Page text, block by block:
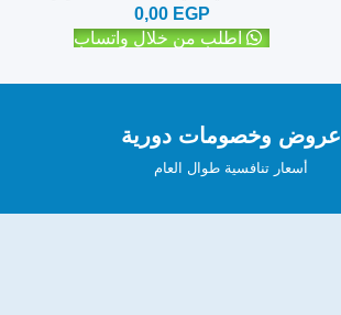
0,00 EGP
اطلب من خلال واتساب
عروض وخصومات دورية
أسعار تنافسية طوال العام